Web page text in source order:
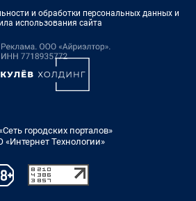
и обработки персональных данных и
использования сайта
городских порталов»
Технологии»